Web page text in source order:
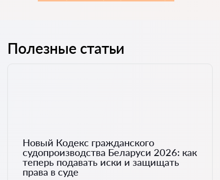
Полезные статьи
Новый Кодекс гражданского
судопроизводства Беларуси 2026: как
теперь подавать иски и защищать
права в суде